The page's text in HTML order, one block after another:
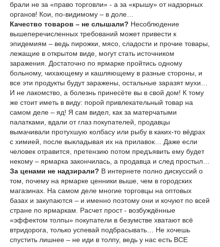
брали не за «право торговли» - а за «крышу» от надзорных
органов! Кои, по-видимому – в доле…
Качество товаров – не слышали? Несоблюдение
вышеперечисленных требований может привести к
эпидемиям – ведь пирожки, мясо, сладости и прочие товары,
лежащие в открытом виде, могут стать источником
заражения. Достаточно по ярмарке пройтись одному
больному, чихающему и кашляющему в разные стороны, и
все эти продукты будут заражены, остальные заразят мухи…
И не лакомство, а болезнь принесёте вы в свой дом! К тому
же стоит иметь в виду: порой привлекательный товар на
самом деле – яд! Я сам видел, как за матерчатыми
палатками, вдали от глаз покупателей, продавцы
вымачивали протухшую колбасу или рыбу в каких-то вёдрах
с химией, после выкладывая их на прилавок… Даже если
человек отравится, претензию потом предъявить ему будет
некому – ярмарка закончилась, а продавца и след простыл…
За ценами не надзирали? В интернете полно дискуссий о
том, почему на ярмарке ценники выше, чем в городских
магазинах. На самом деле многие торговцы на оптовых
базах и закупаются – и именно поэтому они и кочуют по всей
стране по ярмаркам. Расчет прост - возбуждённые
«эффектом толпы» покупатели в безумстве хватают всё
втридорога, только успевай подбрасывать… Не хочешь
спустить лишнее – не иди в толпу, ведь у нас есть ВСЕ